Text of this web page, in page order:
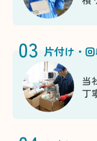
03 片付け・
当
丁